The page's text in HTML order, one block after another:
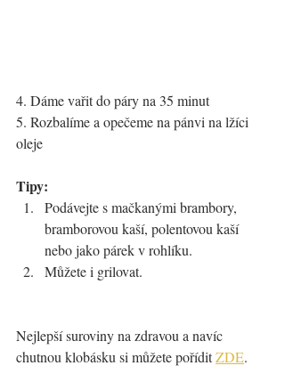
4. Dáme vařit do páry na 35 minut
5. Rozbalíme a opečeme na pánvi na lžíci
oleje
Tipy:
Podávejte s mačkanými brambory,
bramborovou kaší, polentovou kaší
nebo jako párek v rohlíku.
Můžete i grilovat.
Nejlepší suroviny na zdravou a navíc
chutnou klobásku si můžete pořídit ZDE.